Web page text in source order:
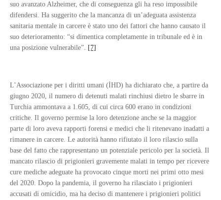
suo avanzato Alzheimer, che di conseguenza gli ha reso impossibile
difendersi. Ha suggerito che la mancanza di un’adeguata assistenza
sanitaria mentale in carcere è stato uno dei fattori che hanno causato il
suo deterioramento: “si dimentica completamente in tribunale ed è in
una posizione vulnerabile”. [7]
L’Associazione per i diritti umani (İHD) ha dichiarato che, a partire da
giugno 2020, il numero di detenuti malati rinchiusi dietro le sbarre in
Turchia ammontava a 1.605, di cui circa 600 erano in condizioni
critiche. Il governo permise la loro detenzione anche se la maggior
parte di loro aveva rapporti forensi e medici che li ritenevano inadatti a
rimanere in carcere. Le autorità hanno rifiutato il loro rilascio sulla
base del fatto che rappresentano un potenziale pericolo per la società. Il
mancato rilascio di prigionieri gravemente malati in tempo per ricevere
cure mediche adeguate ha provocato cinque morti nei primi otto mesi
del 2020. Dopo la pandemia, il governo ha rilasciato i prigionieri
accusati di omicidio, ma ha deciso di mantenere i prigionieri politici